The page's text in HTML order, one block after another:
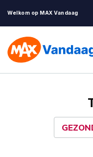
Welkom op MAX Vandaag